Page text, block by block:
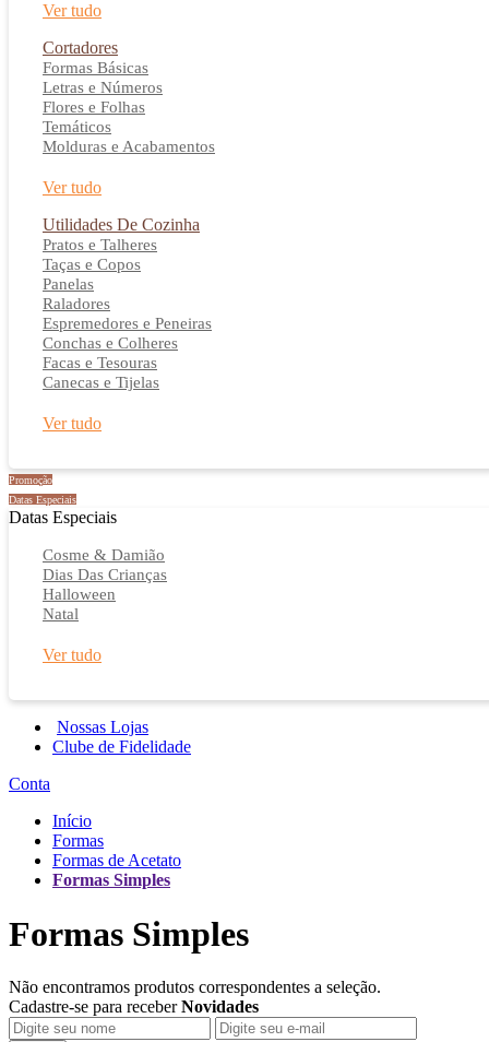
Ver tudo
Cortadores
Formas Básicas
Letras e Números
Flores e Folhas
Temáticos
Molduras e Acabamentos
Ver tudo
Utilidades De Cozinha
Pratos e Talheres
Taças e Copos
Panelas
Raladores
Espremedores e Peneiras
Conchas e Colheres
Facas e Tesouras
Canecas e Tijelas
Ver tudo
Promoção
Datas Especiais
Datas Especiais
Cosme & Damião
Dias Das Crianças
Halloween
Natal
Ver tudo
Nossas Lojas
Clube de Fidelidade
Conta
Início
Formas
Formas de Acetato
Formas Simples
Formas Simples
Não encontramos produtos correspondentes a seleção.
Cadastre-se para receberNovidades